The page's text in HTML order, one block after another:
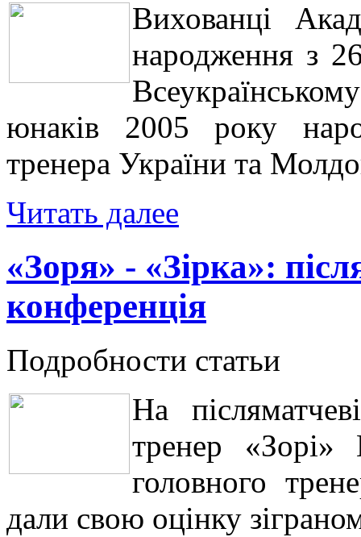
Вихованці
народження з
юнаків 2005 року
тренера України та
Читать далее
«Зоря» - «Зірка»:
конференція
Подробности статьи
На
тренер
головного
дали свою оцінку